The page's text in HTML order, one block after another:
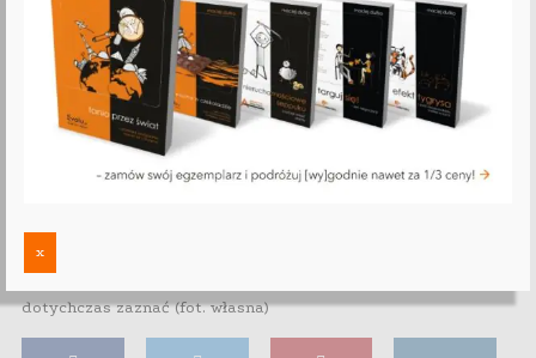
dotychczas zaznać (fot. własna)
x